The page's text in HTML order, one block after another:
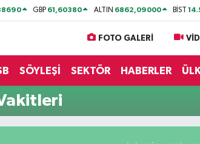
GBP 61,60380 ALTIN 6862,09000 BİST
FOTO GALERİ
SÖYLEŞİ SEKTÖR HABERLER